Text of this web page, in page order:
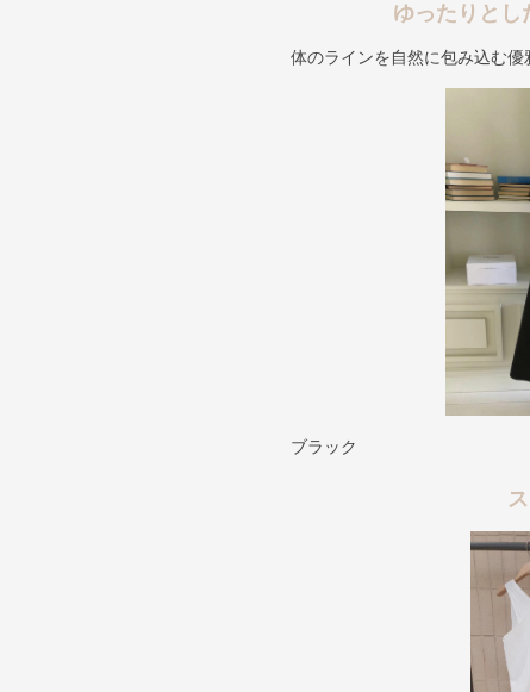
ゆったりとし
体のラインを自然に包み込む
ブラック